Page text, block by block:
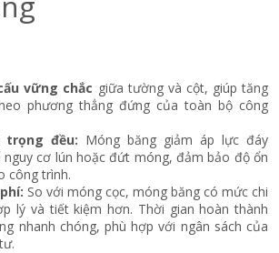
vững chắc giữa tường và cột, giúp tăng
phương thẳng đứng của toàn bộ công
đều: Móng băng giảm áp lực đáy
nguy cơ lún hoặc đứt móng, đảm bảo độ ổn
công trình.
So với móng cọc, móng băng có mức chi
lý và tiết kiệm hơn. Thời gian hoàn thành
nhanh chóng, phù hợp với ngân sách của